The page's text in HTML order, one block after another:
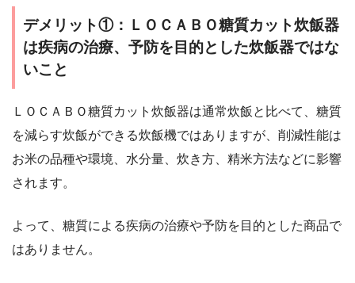
デメリット①：ＬＯＣＡＢＯ糖質カット炊飯器
は疾病の治療、予防を目的とした炊飯器ではな
いこと
ＬＯＣＡＢＯ糖質カット炊飯器は通常炊飯と比べて、糖質
を減らす炊飯ができる炊飯機ではありますが、削減性能は
お米の品種や環境、水分量、炊き方、精米方法などに影響
されます。
よって、糖質による疾病の治療や予防を目的とした商品で
はありません。